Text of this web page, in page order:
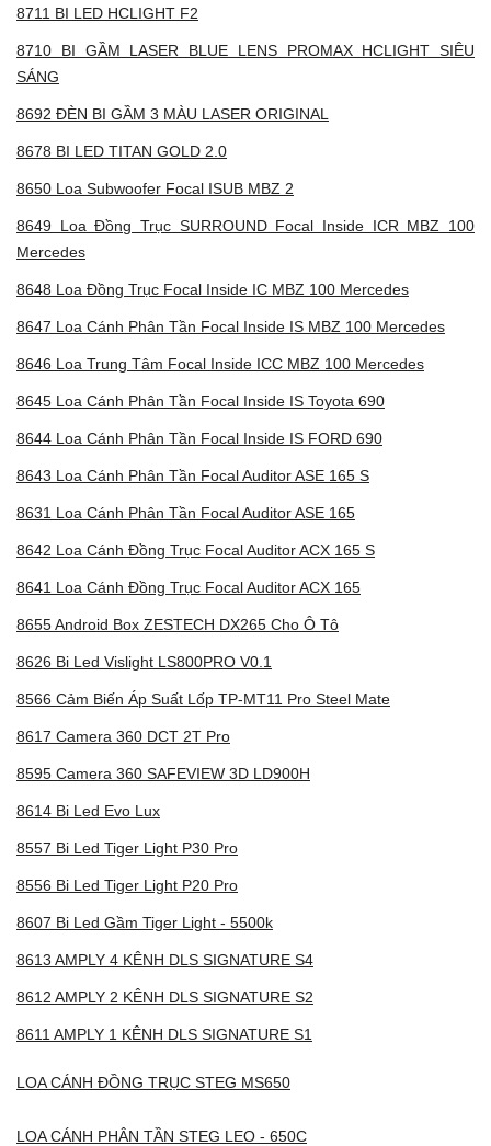
8711 BI LED HCLIGHT F2
8710 BI GẦM LASER BLUE LENS PROMAX HCLIGHT SIÊU
SÁNG
8692 ĐÈN BI GẦM 3 MÀU LASER ORIGINAL
8678 BI LED TITAN GOLD 2.0
8650 Loa Subwoofer Focal ISUB MBZ 2
8649 Loa Đồng Trục SURROUND Focal Inside ICR MBZ 100
Mercedes
8648 Loa Đồng Trục Focal Inside IC MBZ 100 Mercedes
8647 Loa Cánh Phân Tần Focal Inside IS MBZ 100 Mercedes
8646 Loa Trung Tâm Focal Inside ICC MBZ 100 Mercedes
8645 Loa Cánh Phân Tần Focal Inside IS Toyota 690
8644 Loa Cánh Phân Tần Focal Inside IS FORD 690
8643 Loa Cánh Phân Tần Focal Auditor ASE 165 S
8631 Loa Cánh Phân Tần Focal Auditor ASE 165
8642 Loa Cánh Đồng Trục Focal Auditor ACX 165 S
8641 Loa Cánh Đồng Trục Focal Auditor ACX 165
8655 Android Box ZESTECH DX265 Cho Ô Tô
8626 Bi Led Vislight LS800PRO V0.1
8566 Cảm Biến Áp Suất Lốp TP-MT11 Pro Steel Mate
8617 Camera 360 DCT 2T Pro
8595 Camera 360 SAFEVIEW 3D LD900H
8614 Bi Led Evo Lux
8557 Bi Led Tiger Light P30 Pro
8556 Bi Led Tiger Light P20 Pro
8607 Bi Led Gầm Tiger Light - 5500k
8613 AMPLY 4 KÊNH DLS SIGNATURE S4
8612 AMPLY 2 KÊNH DLS SIGNATURE S2
8611 AMPLY 1 KÊNH DLS SIGNATURE S1
LOA CÁNH ĐỒNG TRỤC STEG MS650
LOA CÁNH PHÂN TẦN STEG LEO - 650C